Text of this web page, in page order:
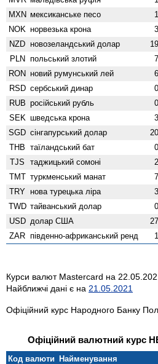
MXN мексиканське песо
NOK норвезька крона
NZD ново­зеландський долар
PLN польський злотий
RON новий румунський лей
RSD сербський динар
RUB російський рубль
SEK шведська крона
SGD сінгапурський долар
THB таїландський бат
TJS таджицький сомоні
TMT туркменський манат
TRY нова турецька ліра
TWD тайванський долар
USD долар США
ZAR південно-африканський ренд
Курси валют Mastercard на 22.05.2021
Найближчі дані є на 21.05.2021
Офіційний курс Народного Банку
Офіційний валютний курс
Код валюти Найменування